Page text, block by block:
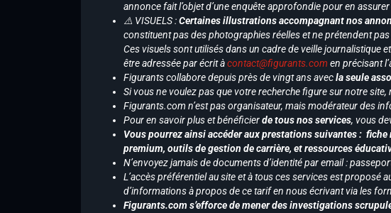
annonce fait l’objet d’une enquête approfondie pour en
⚠️ VISUELS :Certaines illustrations accompagnant nos
constituent pas des photographies réelles et ne prétendent
Ces visuels sont utilisés dans un cadre de veille journalistique
être adressée par écrit àcontact@figurants.com en précisant
Figurants collabore depuis près de vingt ans avecla seule
Si vous ne voulez pas que votre recherche figure sur notre
Figurants.com n’est pas organisateur, mais modérateur des
Pour en savoir plus et bénéficierde tous nos services, vous
Vous pourrez ainsi accéder aux prestations suivantes :
premium, outils de gestion de carrière, et ressources
N’envoyez jamais de documents d’identité par email :
L’accès préférentiel au site et à tous ces services est proposé
d’informations à propos de ce tarif en nous écrivant via les
Figurants.com s’efforce de mener des investigations